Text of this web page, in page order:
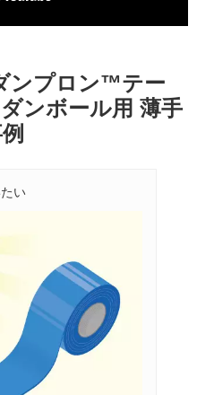
ンプロン™テー
ンボール用 薄手
い